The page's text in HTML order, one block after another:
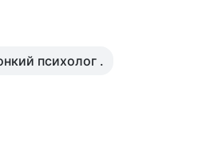
психолог .